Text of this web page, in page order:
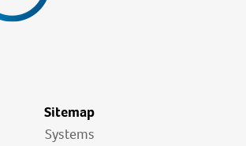
Sitemap
Systems